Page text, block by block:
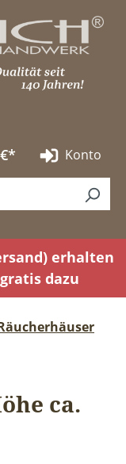
Konto
erhalten
dazu
ca.